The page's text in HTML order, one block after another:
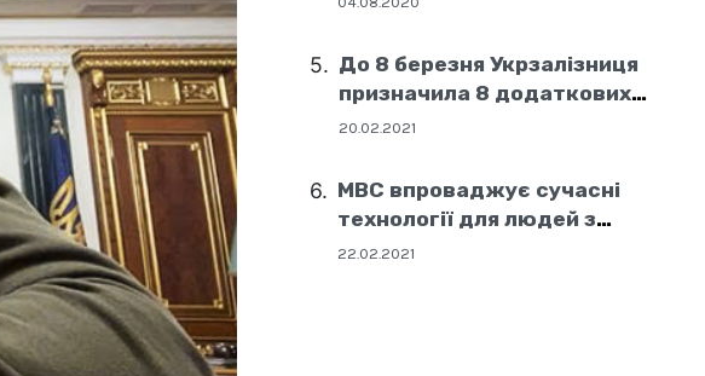
До 8 березня Укрзалізниця
призначила 8 додаткових
поїздів
20.02.2021
МВС впроваджує сучасні
технології для людей з
порушенням слуху
22.02.2021